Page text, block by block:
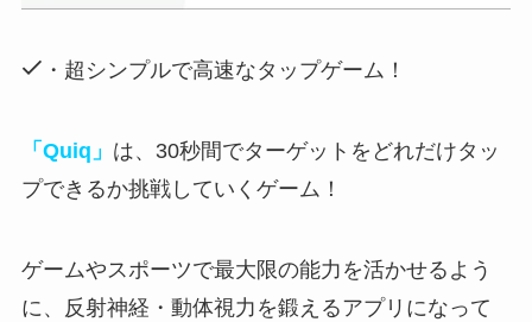
・超シンプルで高速なタップゲーム！
「Quiq」 は、30秒間でターゲットをどれだけタッ
プできるか挑戦していくゲーム！
ゲームやスポーツで最大限の能力を活かせるよう
に、反射神経・動体視力を鍛えるアプリになって